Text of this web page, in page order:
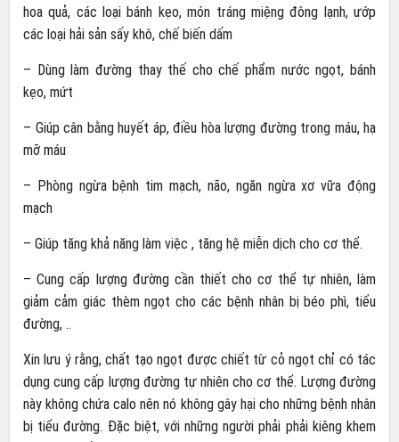
hoa quả, các loại bánh kẹo, món tráng miệng đông lạnh, ướp
các loại hải sản sấy khô, chế biến dấm
– Dùng làm đường thay thế cho chế phẩm nước ngọt, bánh
kẹo, mứt
– Giúp cân bằng huyết áp, điều hòa lượng đường trong máu, hạ
mỡ máu
– Phòng ngừa bệnh tim mạch, não, ngăn ngừa xơ vữa động
mạch
– Giúp tăng khả năng làm việc , tăng hệ miễn dịch cho cơ thể.
– Cung cấp lượng đường cần thiết cho cơ thể tự nhiên, làm
giảm cảm giác thèm ngọt cho các bệnh nhân bị béo phì, tiểu
đường, ..
Xin lưu ý rằng, chất tạo ngọt được chiết từ cỏ ngọt chỉ có tác
dụng cung cấp lượng đường tự nhiên cho cơ thể. Lượng đường
này không chứa calo nên nó không gây hại cho những bệnh nhân
bị tiểu đường. Đặc biệt, với những người phải phải kiêng khem